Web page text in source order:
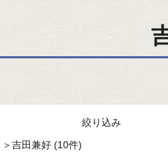
＞吉田兼好 (10件)
絞り込み